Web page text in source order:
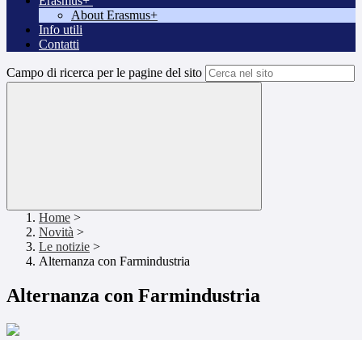
About Erasmus+
Info utili
Contatti
Campo di ricerca per le pagine del sito
Home >
Novità >
Le notizie >
Alternanza con Farmindustria
Alternanza con Farmindustria